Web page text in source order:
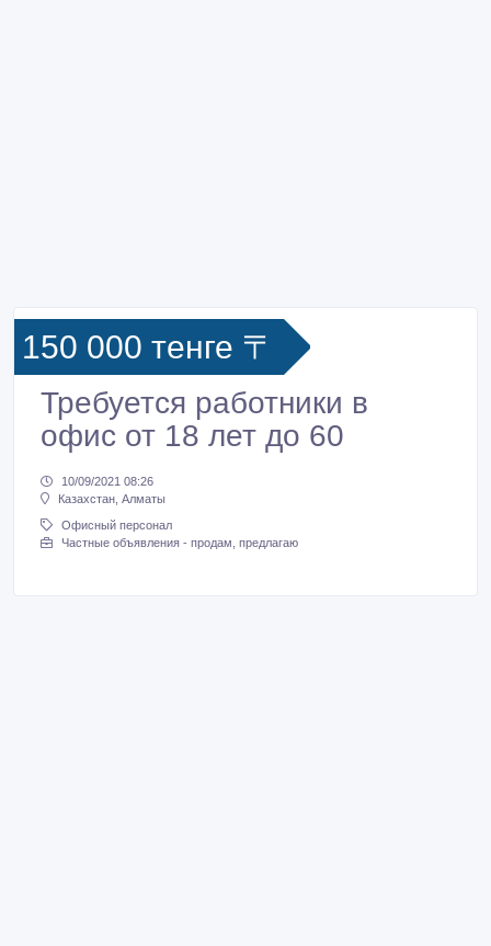
150 000 тенге 〒
Требуется работники в
офис от 18 лет до 60
10/09/2021 08:26
Казахстан, Алматы
Офисный персонал
Частные объявления - продам, предлагаю